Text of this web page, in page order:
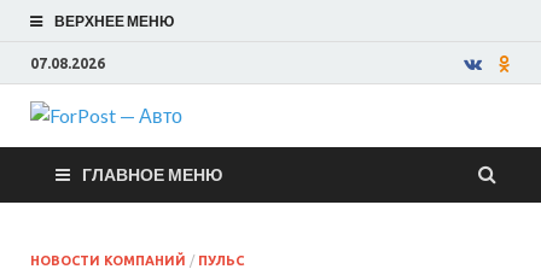
ВЕРХНЕЕ МЕНЮ
07.08.2026
ForPost —
Авто
ГЛАВНОЕ МЕНЮ
НОВОСТИ КОМПАНИЙ / ПУЛЬС